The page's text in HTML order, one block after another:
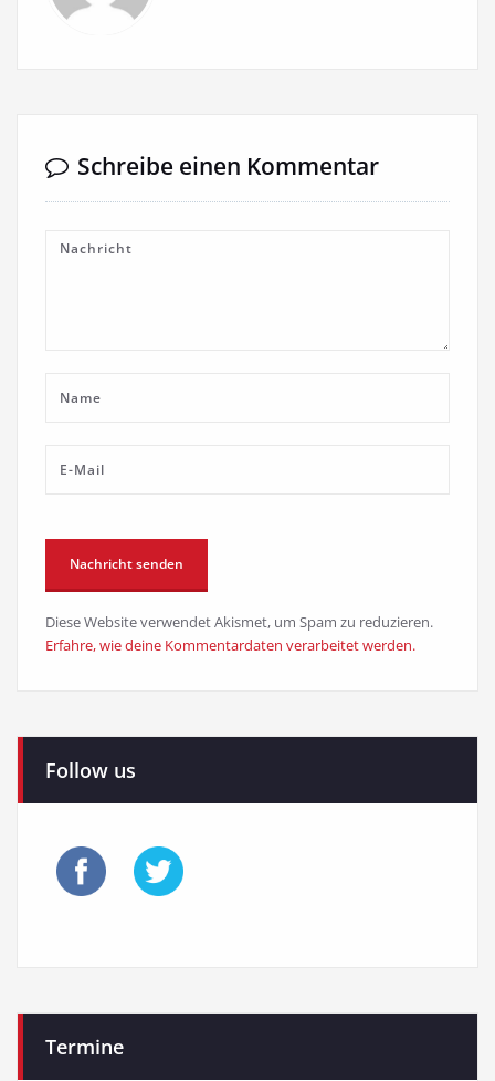
Schreibe einen Kommentar
Diese Website verwendet Akismet, um Spam zu reduzieren.
Erfahre, wie deine Kommentardaten verarbeitet werden.
Follow us
Termine